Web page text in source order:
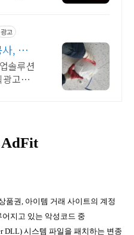
광고
, 건설
솔루션
고사
품권, 아이템 거래 사이트의 계정
지고 있는 악성코드 중
DLL) 시스템 파일을 패치하는 변종